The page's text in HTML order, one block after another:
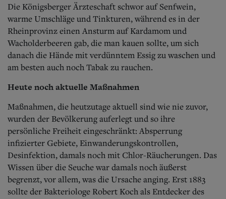
Die Königsberger Ärzteschaft schwor auf Senfwein,
warme Umschläge und Tinkturen, während es in der
Rheinprovinz einen Ansturm auf Kardamom und
Wacholderbeeren gab, die man kauen sollte, um sich
danach die Hände mit verdünntem Essig zu waschen und
am besten auch noch Tabak zu rauchen.
Heute noch aktuelle Maßnahmen
Maßnahmen, die heutzutage aktuell sind wie nie zuvor,
wurden der Bevölkerung auferlegt und so ihre
persönliche Freiheit eingeschränkt: Absperrung
infizierter Gebiete, Einwanderungskontrollen,
Desinfektion, damals noch mit Chlor-Räucherungen. Das
Wissen über die Seuche war damals noch äußerst
begrenzt, vor allem, was die Ursache anging. Erst 1883
sollte der Bakteriologe Robert Koch als Entdecker des